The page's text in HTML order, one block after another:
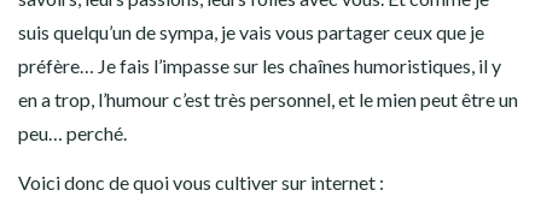
suis quelqu’un de sympa, je vais vous partager ceux que je
préfère… Je fais l’impasse sur les chaînes humoristiques, il y
en a trop, l’humour c’est très personnel, et le mien peut être un
peu… perché.
Voici donc de quoi vous cultiver sur internet :